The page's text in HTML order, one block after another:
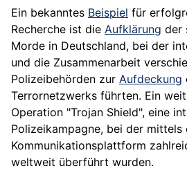
Ein bekanntes Beispiel für
Recherche ist die Aufklärung der
Morde in Deutschland, bei der
und die Zusammenarbeit
Polizeibehörden zur Aufdeckung
Terrornetzwerks führten. Ein
Operation "Trojan Shield", eine
Polizeikampagne, bei der mittels
Kommunikationsplattform
weltweit überführt wurden.